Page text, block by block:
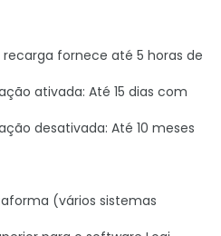
recarga fornece até 5 horas de
ativada: Até 15 dias com
desativada: Até 10 meses
(vários sistemas